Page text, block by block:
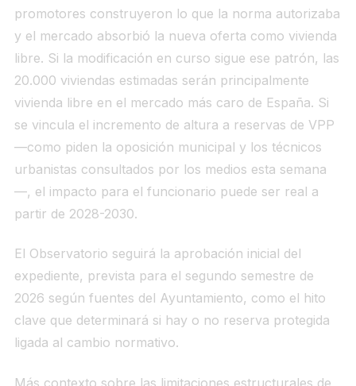
promotores construyeron lo que la norma autorizaba
y el mercado absorbió la nueva oferta como vivienda
libre. Si la modificación en curso sigue ese patrón, las
20.000 viviendas estimadas serán principalmente
vivienda libre en el mercado más caro de España. Si
se vincula el incremento de altura a reservas de VPP
—como piden la oposición municipal y los técnicos
urbanistas consultados por los medios esta semana
—, el impacto para el funcionario puede ser real a
partir de 2028-2030.
El Observatorio seguirá la aprobación inicial del
expediente, prevista para el segundo semestre de
2026 según fuentes del Ayuntamiento, como el hito
clave que determinará si hay o no reserva protegida
ligada al cambio normativo.
Más contexto sobre las limitaciones estructurales de